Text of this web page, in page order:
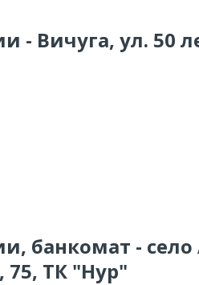
- Вичуга, ул. 50
банкомат -
75, ТК "Нур"